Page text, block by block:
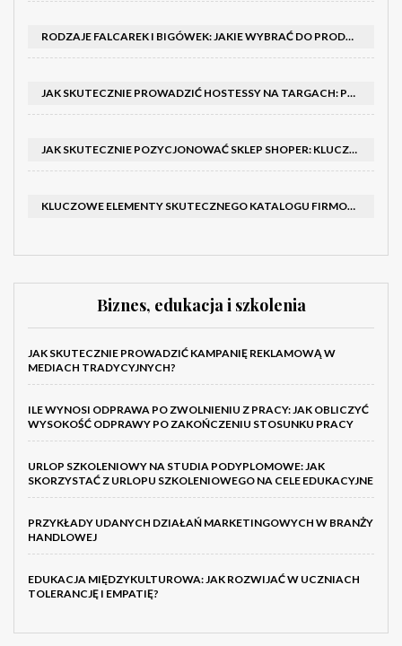
RODZAJE FALCAREK I BIGÓWEK: JAKIE WYBRAĆ DO PRODUKCJI?
JAK SKUTECZNIE PROWADZIĆ HOSTESSY NA TARGACH: PORADNIK I SZKOLENIA
JAK SKUTECZNIE POZYCJONOWAĆ SKLEP SHOPER: KLUCZOWE KROKI I STRATEGIE
KLUCZOWE ELEMENTY SKUTECZNEGO KATALOGU FIRMOWEGO I BROSZURY
Biznes, edukacja i szkolenia
JAK SKUTECZNIE PROWADZIĆ KAMPANIĘ REKLAMOWĄ W
MEDIACH TRADYCYJNYCH?
ILE WYNOSI ODPRAWA PO ZWOLNIENIU Z PRACY: JAK OBLICZYĆ
WYSOKOŚĆ ODPRAWY PO ZAKOŃCZENIU STOSUNKU PRACY
URLOP SZKOLENIOWY NA STUDIA PODYPLOMOWE: JAK
SKORZYSTAĆ Z URLOPU SZKOLENIOWEGO NA CELE EDUKACYJNE
PRZYKŁADY UDANYCH DZIAŁAŃ MARKETINGOWYCH W BRANŻY
HANDLOWEJ
EDUKACJA MIĘDZYKULTUROWA: JAK ROZWIJAĆ W UCZNIACH
TOLERANCJĘ I EMPATIĘ?